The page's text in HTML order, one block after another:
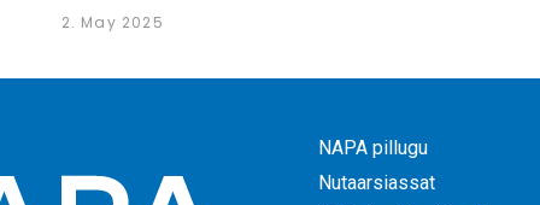
2. May 2025
NAPA pillugu
Nutaarsiassat